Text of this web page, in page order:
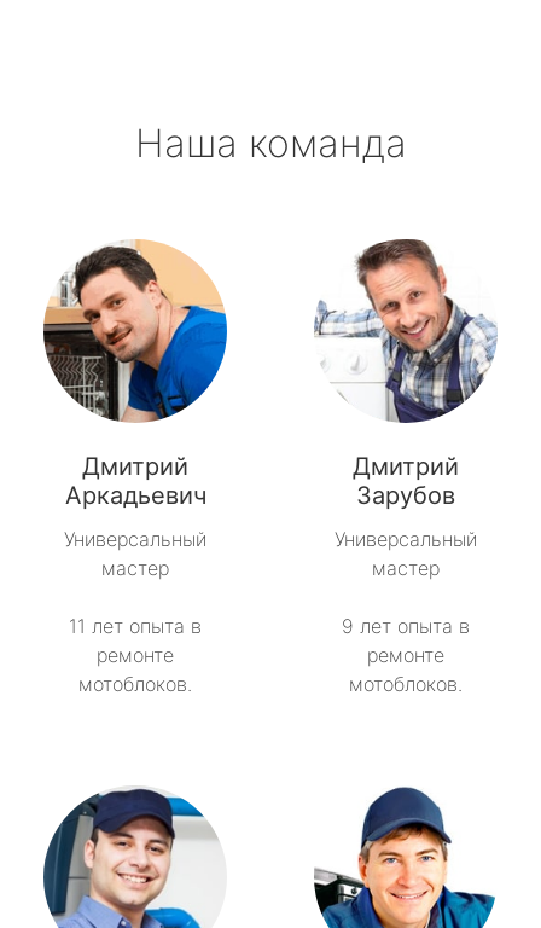
Наша команда
Дмитрий
Аркадьевич
Универсальный
мастер
11 лет опыта в
ремонте
мотоблоков.
Дмитрий
Зарубов
Универсальный
мастер
9 лет опыта в
ремонте
мотоблоков.